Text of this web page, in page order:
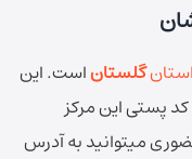
استانگلستاناست.این
کد پستی این مرکز
میتوانید به آدرس